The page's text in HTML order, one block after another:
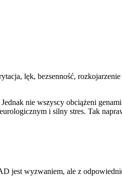
lęk, bezsenność,
nie wszyscy obciążeni
i silny stres. Tak
jest wyzwaniem, ale z